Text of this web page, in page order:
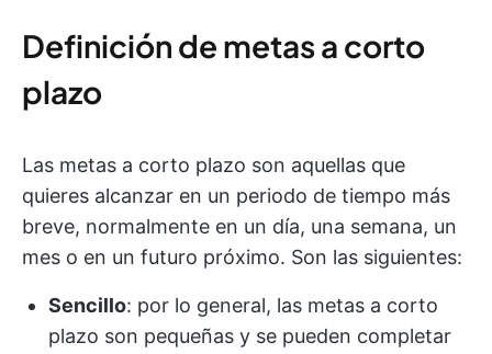
Definición de metas a corto
plazo
Las metas a corto plazo son aquellas que
quieres alcanzar en un periodo de tiempo más
breve, normalmente en un día, una semana, un
mes o en un futuro próximo. Son las siguientes:
Sencillo: por lo general, las metas a corto
plazo son pequeñas y se pueden completar